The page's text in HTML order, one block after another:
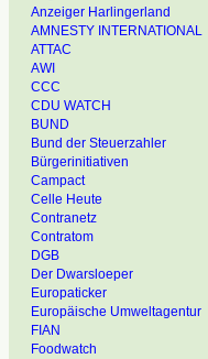
Anzeiger Harlingerland
AMNESTY INTERNATIONAL
ATTAC
AWI
CCC
CDU WATCH
BUND
Bund der Steuerzahler
Bürgerinitiativen
Campact
Celle Heute
Contranetz
Contratom
DGB
Der Dwarsloeper
Europaticker
Europäische Umweltagentur
FIAN
Foodwatch